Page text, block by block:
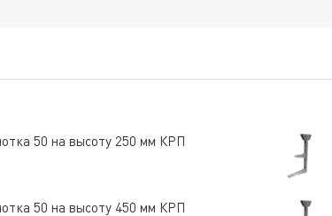
50 на высоту 250 мм КРП
50 на высоту 450 мм КРП